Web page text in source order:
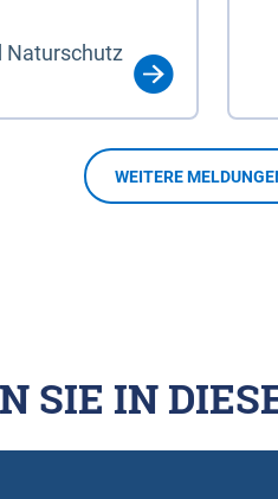
Naturschutz
WEITERE
SIE IN